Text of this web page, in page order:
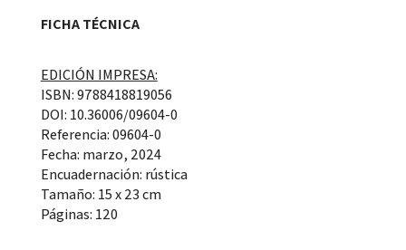
FICHA TÉCNICA
EDICIÓN IMPRESA:
ISBN: 9788418819056
DOI: 10.36006/09604-0
Referencia: 09604-0
Fecha: marzo, 2024
Encuadernación: rústica
Tamaño: 15 x 23 cm
Páginas: 120